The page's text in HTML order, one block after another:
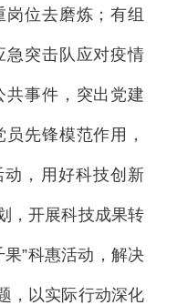
位去磨炼；有组
急突击队应对疫情
共事件，突出党建
先锋模范作用，
动，用好科技创新
，开展科技成果转
果”科惠活动，解决
，以实际行动深化